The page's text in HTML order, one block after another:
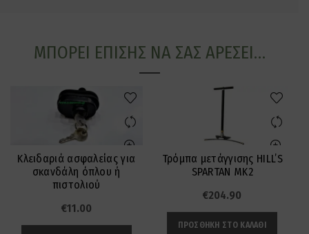
ΜΠΟΡΕΊ ΕΠΊΣΗΣ ΝΑ ΣΑΣ ΑΡΈΣΕΙ…
Κλειδαριά ασφαλείας για
σκανδάλη όπλου ή
πιστολιού
€11.00
Τρόμπα μετάγγισης HILL’S
SPARTAN MK2
€204.90
ΠΡΟΣΘΉΚΗ ΣΤΟ ΚΑΛΆΘΙ